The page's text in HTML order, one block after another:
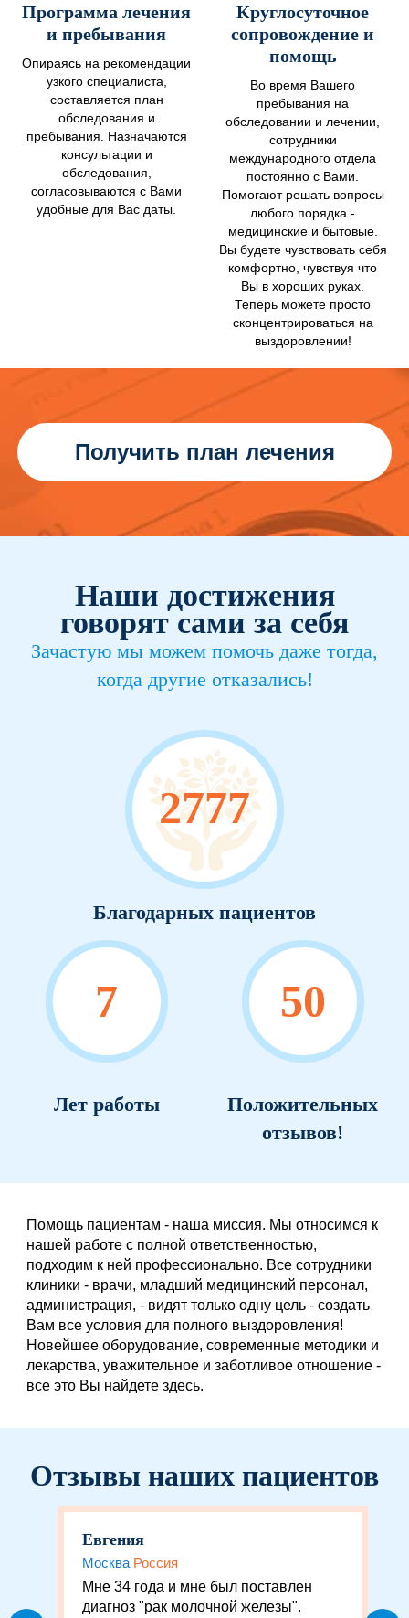
Программа лечения
и пребывания
Опираясь на рекомендации
узкого специалиста,
составляется план
обследования и
пребывания. Назначаются
консультации и
обследования,
согласовываются с Вами
удобные для Вас даты.
Круглосуточное
сопровождение и
помощь
Во время Вашего
пребывания на
обследовании и лечении,
сотрудники
международного отдела
постоянно с Вами.
Помогают решать вопросы
любого порядка -
медицинские и бытовые.
Вы будете чувствовать себя
комфортно, чувствуя что
Вы в хороших руках.
Теперь можете просто
сконцентрироваться на
выздоровлении!
Получить план лечения
Наши достижения
говорят сами за себя
Зачастую мы можем помочь даже тогда,
когда другие отказались!
7
Лет работы
2777
Благодарных пациентов
50
Положительных
отзывов!
Помощь пациентам - наша миссия. Мы относимся к
нашей работе с полной ответственностью,
подходим к ней профессионально. Все сотрудники
клиники - врачи, младший медицинский персонал,
администрация, - видят только одну цель - создать
Вам все условия для полного выздоровления!
Новейшее оборудование, современные методики и
лекарства, уважительное и заботливое отношение -
все это Вы найдете здесь.
Отзывы наших пациентов
Евгения
Москва Россия
Мне 34 года и мне был поставлен
диагноз "рак молочной железы".